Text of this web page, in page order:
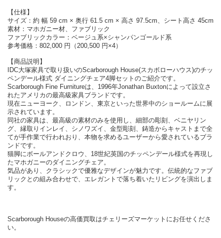
【仕様】
サイズ：約 幅 59 cm × 奥行 61.5 cm × 高さ 97.5cm、シート高さ 45cm
素材：マホガニー材、ファブリック
ファブリックカラー：ベージュ系×シャンパンゴールド系
参考価格：802,000 円（200,500 円×4）
【商品説明】
IDC大塚家具で取り扱いのScarborough House(スカボローハウス)のチッ
ペンデール様式 ダイニングチェア4脚セットのご紹介です。
Scarborough Fine Furnitureは、1996年Jonathan Buxtonによって設立さ
れたアメリカの最高級家具ブランドです。
現在ニューヨーク、ロンドン、東京といった世界中のショールームに展
示されています。
同社の家具は、最高級の素材のみを使用し、細部の彫刻、ベニヤリン
グ、縁取りインレイ、シノワズイ、金型彫刻、鋳造からキャストまで全
てが手作業で行われおり、本物を求めるユーザーから愛されているブラ
ンドです。
猫脚にボールアンドクロウ、18世紀英国のチッペンデール様式を再現し
たマホガニーのダイニングチェア。
気品があり、クラシックで優雅なデザインが魅力です。伝統的なファブ
リックとの組み合わせで、エレガントで落ち着いたリビングを演出しま
す。
Scarborough Houseの高価買取はチェリーズマーケットにお任せくださ
い。